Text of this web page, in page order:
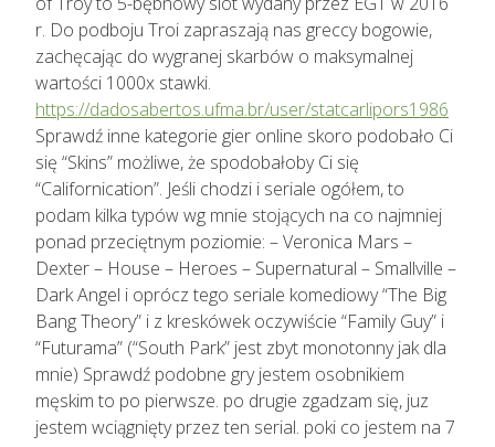
r. Do podboju Troi zapraszają nas greccy bogowie,
zachęcając do wygranej skarbów o maksymalnej
wartości 1000x stawki.
https://dadosabertos.ufma.br/user/statcarlipors1986
Sprawdź inne kategorie gier online skoro podobało Ci
się “Skins” możliwe, że spodobałoby Ci się
“Californication”. Jeśli chodzi i seriale ogółem, to
podam kilka typów wg mnie stojących na co najmniej
ponad przeciętnym poziomie: – Veronica Mars –
Dexter – House – Heroes – Supernatural – Smallville –
Dark Angel i oprócz tego seriale komediowy “The Big
Bang Theory” i z kreskówek oczywiście “Family Guy” i
“Futurama” (“South Park” jest zbyt monotonny jak dla
mnie) Sprawdź podobne gry jestem osobnikiem
męskim to po pierwsze. po drugie zgadzam się, juz
jestem wciągnięty przez ten serial. poki co jestem na 7